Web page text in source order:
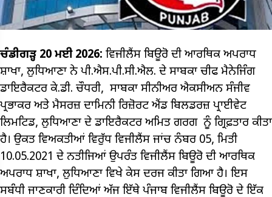
ਚੰਡੀਗੜ੍ਹ 20 ਮਈ 2026: ਵਿਜੀਲੈਂਸ ਬਿਊਰੋ ਦੀ ਆਰਥਿਕ ਅਪਰਾਧ
ਸ਼ਾਖਾ, ਲੁਧਿਆਣਾ ਨੇ ਪੀ.ਐਸ.ਪੀ.ਸੀ.ਐਲ. ਦੇ ਸਾਬਕਾ ਚੀਫ ਮੈਨੇਜਿੰਗ
ਡਾਇਰੈਕਟਰ ਕੇ.ਡੀ. ਚੌਧਰੀ, ਸਾਬਕਾ ਸੀਨੀਅਰ ਐਕਸੀਅਨ ਸੰਜੀਵ
ਪ੍ਰਭਾਕਰ ਅਤੇ ਮੈਸਰਜ਼ ਦਾਮਿਨੀ ਰਿਜ਼ੋਰਟ ਐਂਡ ਬਿਲਡਰਜ਼ ਪ੍ਰਾਈਵੇਟ
ਲਿਮਟਿਡ, ਲੁਧਿਆਣਾ ਦੇ ਡਾਇਰੈਕਟਰ ਅਮਿਤ ਗਰਗ ਨੂੰ ਗ੍ਰਿਫ਼ਤਾਰ ਕੀਤਾ
ਹੈ। ਉਕਤ ਵਿਅਕਤੀਆਂ ਵਿਰੁੱਧ ਵਿਜੀਲੈਂਸ ਜਾਂਚ ਨੰਬਰ 05, ਮਿਤੀ
10.05.2021 ਦੇ ਨਤੀਜਿਆਂ ਉਪਰੰਤ ਵਿਜੀਲੈਂਸ ਬਿਊਰੋ ਦੀ ਆਰਥਿਕ
ਅਪਰਾਧ ਸ਼ਾਖਾ, ਲੁਧਿਆਣਾ ਵਿਖੇ ਕੇਸ ਦਰਜ ਕੀਤਾ ਗਿਆ ਹੈ। ਇਸ
ਸਬੰਧੀ ਜਾਣਕਾਰੀ ਦਿੰਦਿਆਂ ਅੱਜ ਇੱਥੇ ਪੰਜਾਬ ਵਿਜੀਲੈਂਸ ਬਿਊਰੋ ਦੇ ਇੱਕ